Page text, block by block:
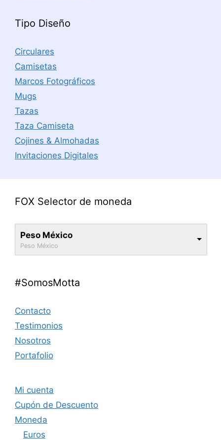
Tipo Diseño
Circulares
Camisetas
Marcos Fotográficos
Mugs
Tazas
Taza Camiseta
Cojines & Almohadas
Invitaciones Digitales
FOX Selector de moneda
Peso México
Peso México
#SomosMotta
Contacto
Testimonios
Nosotros
Portafolio
Mi cuenta
Cupón de Descuento
Moneda
Euros